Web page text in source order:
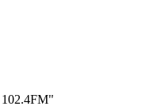
102.4FM"